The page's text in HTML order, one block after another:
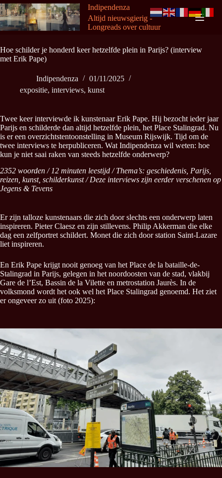
Ga
naar
de
inhoud
Indipendenza
Altijd nieuwsgierig -
Longreads over cultuur
Hoe schilder je honderd keer hetzelfde plein in Parijs? (interview
met Erik Pape)
Indipendenza
01/11/2025
expositie, interviews, kunst
Twee keer interviewde ik kunstenaar Erik Pape. Hij bezocht ieder jaar
Parijs en schilderde dan altijd hetzelfde plein, het Place Stalingrad. Nu
is er een overzichtstentoonstelling in Museum Rijswijk. Tijd om de
twee interviews te herpubliceren. Wat Indipendenza wil weten: hoe
kun je niet saai raken van steeds hetzelfde onderwerp?
2352 woorden / 12 minuten leestijd / Thema’s: geschiedenis, Parijs,
reizen, kunst, schilderkunst / Deze interviews zijn eerder verschenen op
Jegens & Tevens
Er zijn talloze kunstenaars die zich door slechts een onderwerp laten
inspireren. Pieter Claesz en zijn stillevens. Philip Akkerman die elke
dag een zelfportret schildert. Monet die zich door station Saint-Lazare
liet inspireren.
En Erik Pape krijgt nooit genoeg van het Place de la bataille-de-
Stalingrad in Parijs, gelegen in het noordoosten van de stad, vlakbij
Gare de l’Est, Bassin de la Vilette en metrostation Jaurès. In de
volksmond wordt het ook wel het Place Stalingrad genoemd. Het ziet
er ongeveer zo uit (foto 2025):